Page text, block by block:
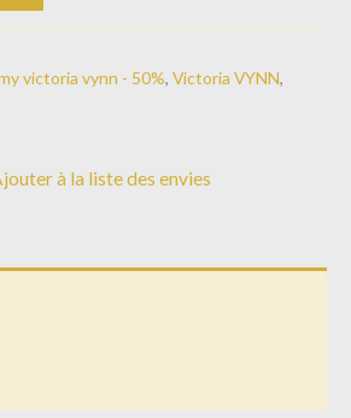
victoria vynn - 50%, Victoria VYNN,
à la liste des envies